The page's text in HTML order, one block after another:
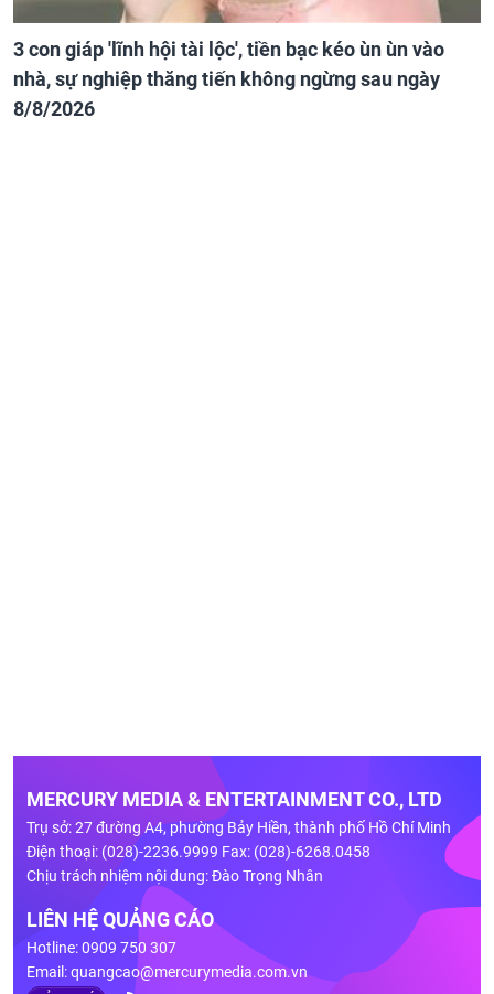
3 con giáp 'lĩnh hội tài lộc', tiền bạc kéo ùn ùn vào
nhà, sự nghiệp thăng tiến không ngừng sau ngày
8/8/2026
MERCURY MEDIA & ENTERTAINMENT CO., LTD
Trụ sở: 27 đường A4, phường Bảy Hiền, thành phố Hồ Chí Minh
Điện thoại: (028)-2236.9999 Fax: (028)-6268.0458
Chịu trách nhiệm nội dung: Đào Trọng Nhân
LIÊN HỆ QUẢNG CÁO
Hotline: 0909 750 307
Email:quangcao@mercurymedia.com.vn